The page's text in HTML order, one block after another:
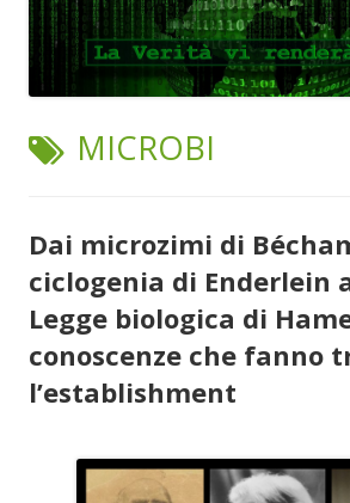
TAG:
MICROBI
Dai microzimi di
ciclogenia di Enderlein
Legge biologica di
conoscenze che fanno
l’establishment